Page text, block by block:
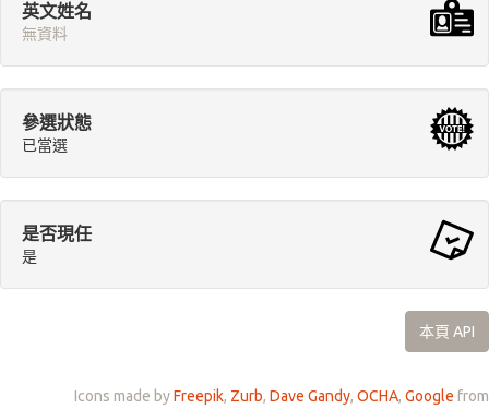
英文姓名
無資料
參選狀態
已當選
是否現任
是
本頁 API
Icons made byFreepik, Zurb, Dave Gandy, OCHA, Google from